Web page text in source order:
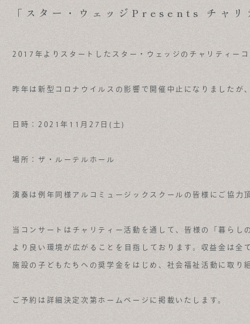
「スター・ウェッジPresents チャ
2017年よりスタートしたスター・ウェッジのチャリティーコ
昨年は新型コロナウイルスの影響で開催中止になりましたが
日時：2021年11月27日(土)
場所：ザ・ルーテルホール
演奏は例年同様アルコミュージックスクールの皆様にご協力
当コンサートはチャリティー活動を通して、皆様の「暮ら
より良い環境が広がることを目指しております。収益金は
施設の子どもたちへの奨学金をはじめ、社会福祉活動に取り
ご予約は詳細決定次第ホームページに掲載いたします。